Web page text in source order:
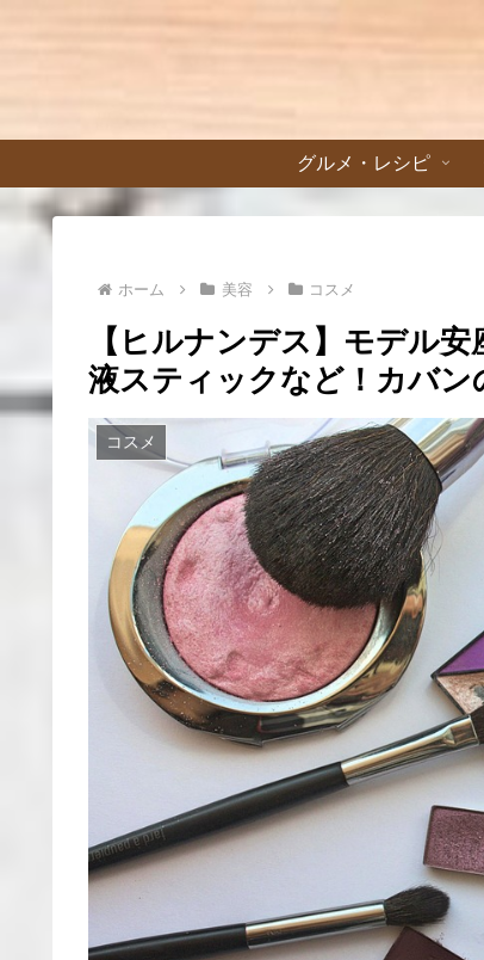
グルメ・レシピ
ホーム 美容 コスメ
【ヒルナンデス】モデル
液スティックなど！カバン
コスメ